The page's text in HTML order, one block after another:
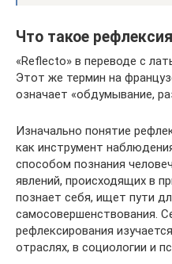
Что такое
«Reflecto» в переводе с
Этот же термин на
означает «обдумывание,
Изначально понятие
как инструмент
способом познания
явлений, происходящих в
познает себя, ищет пути
самосовершенствования.
рефлексирования
отраслях, в социологии и